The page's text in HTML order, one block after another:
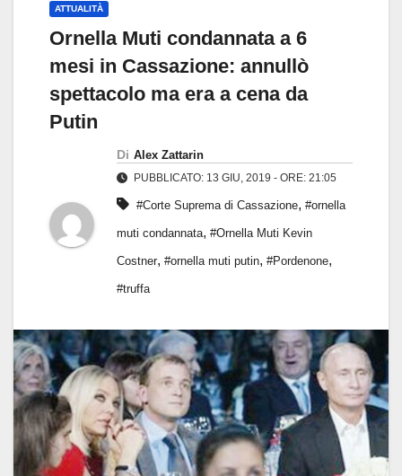
ATTUALITÀ
Ornella Muti condannata a 6
mesi in Cassazione: annullò
spettacolo ma era a cena da
Putin
Di Alex Zattarin
PUBBLICATO: 13 GIU, 2019 - ORE: 21:05
#Corte Suprema di Cassazione, #ornella
muti condannata, #Ornella Muti Kevin
Costner, #ornella muti putin, #Pordenone,
#truffa